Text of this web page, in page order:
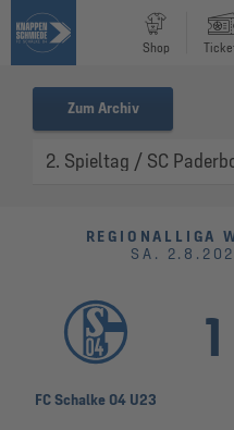
Shop
Zum Archiv
REGIONALLIGA
SA.
FC Schalke 04 U23
1